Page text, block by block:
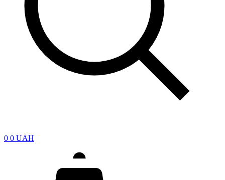
0 0 UAH